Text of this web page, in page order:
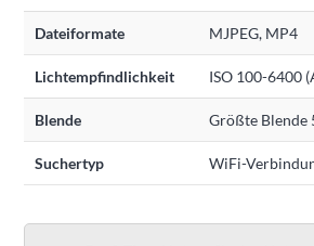
Dateiformate MJPEG, MP4
Lichtempfindlichkeit ISO 100-6400
Blende Größte Blende
Suchertyp WiFi-